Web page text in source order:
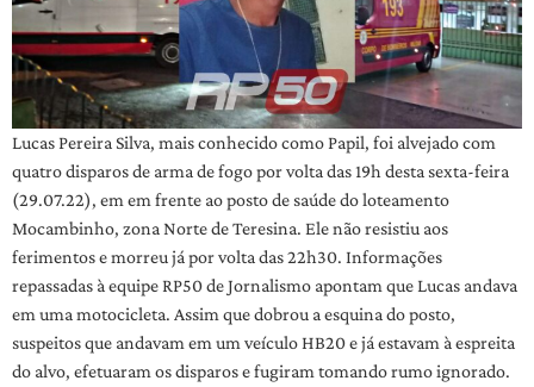
Lucas Pereira Silva, mais conhecido como Papil, foi alvejado com
quatro disparos de arma de fogo por volta das 19h desta sexta-feira
(29.07.22), em em frente ao posto de saúde do loteamento
Mocambinho, zona Norte de Teresina. Ele não resistiu aos
ferimentos e morreu já por volta das 22h30. Informações
repassadas à equipe RP50 de Jornalismo apontam que Lucas andava
em uma motocicleta. Assim que dobrou a esquina do posto,
suspeitos que andavam em um veículo HB20 e já estavam à espreita
do alvo, efetuaram os disparos e fugiram tomando rumo ignorado.